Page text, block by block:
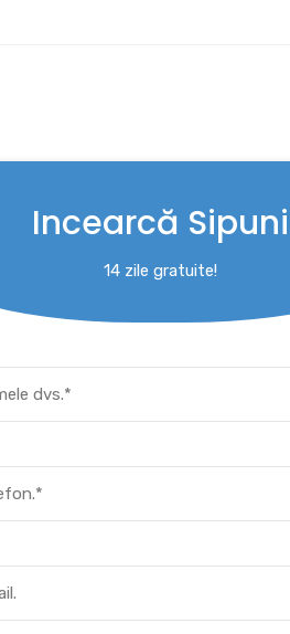
Incearcă Sipuni
14 zile gratuite!